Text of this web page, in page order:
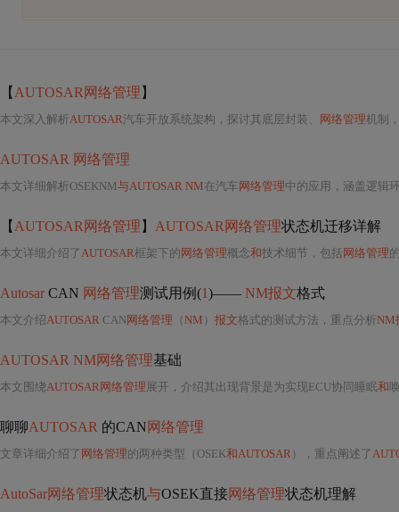
【 AUTOSAR网络管理 】
本文深入解析AUTOSAR汽车开放系统架构，探讨其底层封装、 网络管理机制
AUTOSAR 网络管理
本文详细解析OSEKNM与AUTOSAR NM在汽车 网络管理中的应用，涵盖逻辑环、节点状态
【 AUTOSAR网络管理 】 AUTOSAR网络管理状态机迁移详解
本文详细介绍了AUTOSAR框架下的 网络管理概念和技术细节，包括 网络管理
Autosar CAN 网络管理测试用例(1)—— NM报文格式
本文介绍AUTOSAR CAN 网络管理 （NM ） 报文格式的测试方法，重点分析NM
AUTOSAR NM网络管理基础
本文围绕AUTOSAR网络管理 展开，介绍其出现背景是为实现ECU协同睡眠和 唤
聊聊AUTOSAR 的CAN网络管理
文章详细介绍了 网络管理的两种类型（OSEK和AUTOSAR），重点阐述了
AutoSar网络管理状态机与OSEK直接网络管理状态机理解